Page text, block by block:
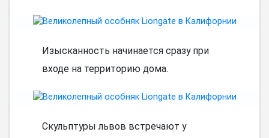
Изысканность начинается сразу при
входе на территорию дома.
Скульптуры львов встречают у